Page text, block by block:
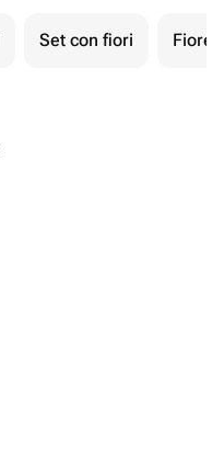
Set con fiori Fiore